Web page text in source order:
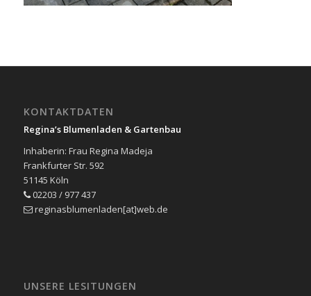
KONTAKTDATEN
Regina’s Blumenladen & Gartenbau
Inhaberin: Frau Regina Madeja
Frankfurter Str. 592
51145 Köln
02203 / 977 437
reginasblumenladen[at]web.de
UNSERE LESITUNGEN